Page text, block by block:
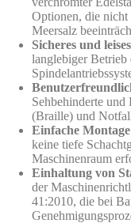
Optionen, die nicht
Meersalz
Sicheres und
langlebiger Betrieb
Sehbehinderte
(Braille) und
Einfache
keine tiefe
Maschinenraum
Einhaltung von
der
41:2010, die bei